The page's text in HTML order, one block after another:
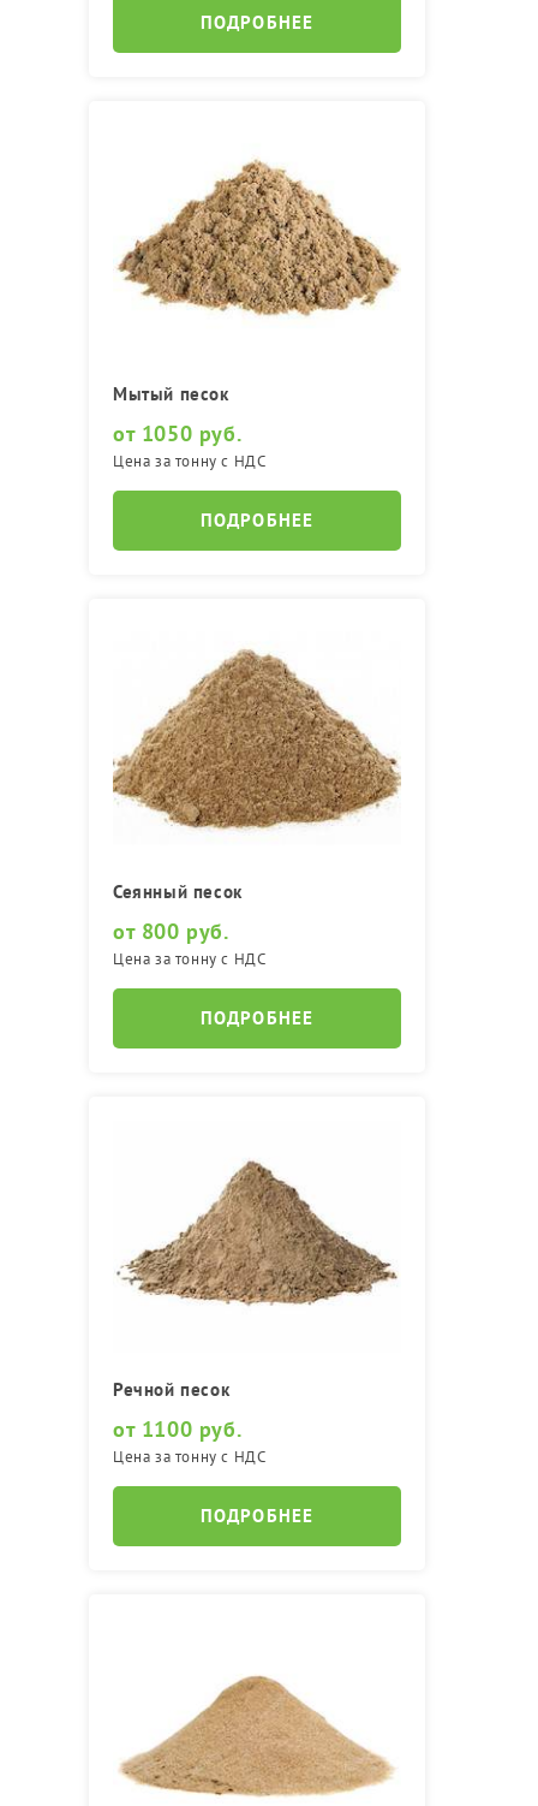
ПОДРОБНЕЕ
Мытый песок
от 1050 руб.
Цена за тонну с НДС
ПОДРОБНЕЕ
Сеянный песок
от 800 руб.
Цена за тонну с НДС
ПОДРОБНЕЕ
Речной песок
от 1100 руб.
Цена за тонну с НДС
ПОДРОБНЕЕ